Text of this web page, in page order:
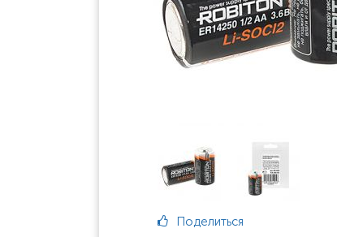
Поделиться